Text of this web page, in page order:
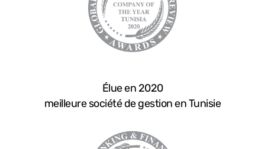
Élue en 2020
meilleure société de gestion en Tunisie